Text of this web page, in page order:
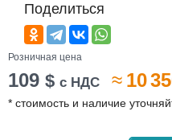
Поделиться
Розничная цена
109 $ с НДС ≈ 10
* стоимость и наличие